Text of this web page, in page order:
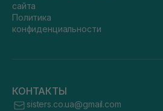
сайта
Политика
конфиденциальности
КОНТАКТЫ
sisters.co.ua@gmail.com